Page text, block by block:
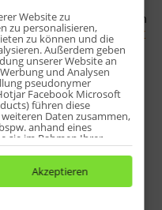
lassen sich zudem
schneller reinigen.
mehr
Hebe-/Senk-
Dusche verfügen
Senk-Mechanismus,
Tür beim Öffnen leicht
Schließen sanft
Website zu
zu personalisieren,
zu können und die
Außerdem geben
unserer Website an
und Analysen
pseudonymer
Facebook Microsoft
führen diese
Daten zusammen,
anhand eines
sie im Rahmen Ihrer
(bspw. Nutzungsdaten
Nutzung von Cookies
indem Sie auf den
und dort die
Akzeptieren